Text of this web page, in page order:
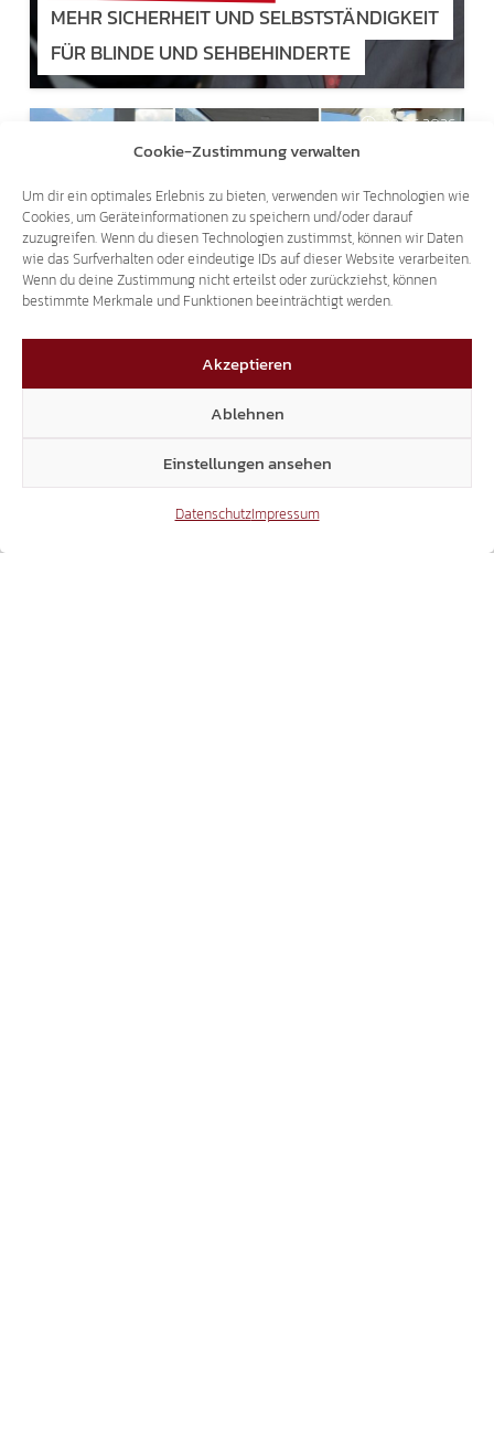
Cookie-Zustimmung verwalten
Um dir ein optimales Erlebnis zu bieten, verwenden wir Technologien wie
Cookies, um Geräteinformationen zu speichern und/oder darauf
zuzugreifen. Wenn du diesen Technologien zustimmst, können wir Daten
wie das Surfverhalten oder eindeutige IDs auf dieser Website verarbeiten.
Wenn du deine Zustimmung nicht erteilst oder zurückziehst, können
bestimmte Merkmale und Funktionen beeinträchtigt werden.
Akzeptieren
Ablehnen
Einstellungen ansehen
DatenschutzImpressum
MEHR SICHERHEIT UND SELBSTSTÄNDIGKEIT
FÜR BLINDE UND SEHBEHINDERTE
29.06.2026
TANKAKTION EIN GROSSER ERFOLG!